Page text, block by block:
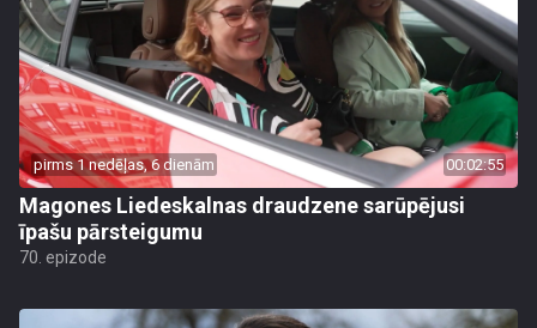
pirms 1 nedēļas, 6 dienām 00:02:55
Magones Liedeskalnas draudzene sarūpējusi
īpašu pārsteigumu
70. epizode